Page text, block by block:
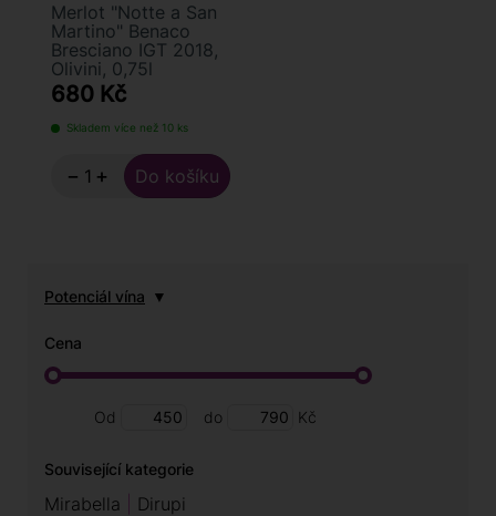
Merlot "Notte a San
Martino" Benaco
Bresciano IGT 2018,
Olivini, 0,75l
680 Kč
Skladem více než 10 ks
− +
Potenciál vína
Cena
Od do Kč
Související kategorie
Mirabella Dirupi